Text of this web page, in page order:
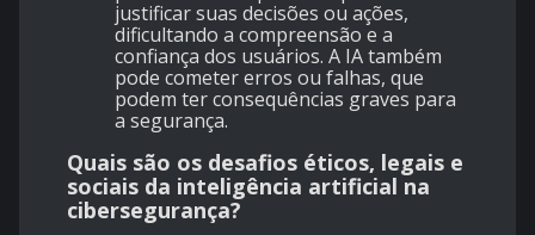
justificar suas decisões ou ações,
dificultando a compreensão e a
confiança dos usuários. A IA também
pode cometer erros ou falhas, que
podem ter consequências graves para
a segurança.
Quais são os desafios éticos, legais e
sociais da inteligência artificial na
cibersegurança?